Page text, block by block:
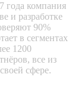
года компания
и разработке
90%
в сегментах
1200
все из
сфере.